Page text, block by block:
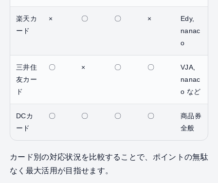
楽天カ
ード
× 〇 〇 ×
Edy,
nanac
o
三井住
友カー
ド
〇 × 〇 〇
VJA,
nanac
o など
DCカ
ード
〇 〇 〇 〇
商品券
全般
カード別の対応状況を比較することで、ポイントの無駄
なく最大活用が目指せます。